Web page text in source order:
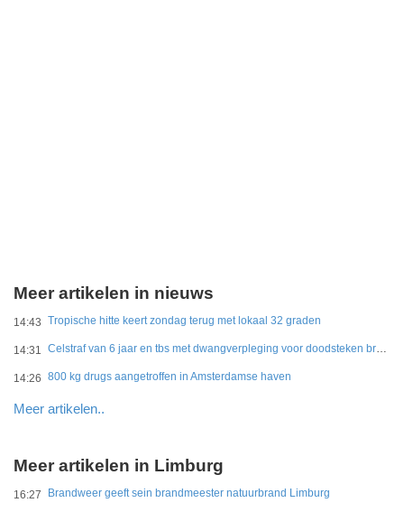
Meer artikelen in nieuws
14:43 Tropische hitte keert zondag terug met lokaal 32 graden
14:31 Celstraf van 6 jaar en tbs met dwangverpleging voor doodsteken broer in Gouda
14:26 800 kg drugs aangetroffen in Amsterdamse haven
Meer artikelen..
Meer artikelen in Limburg
16:27 Brandweer geeft sein brandmeester natuurbrand Limburg